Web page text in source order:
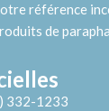
référence
de
332-1233